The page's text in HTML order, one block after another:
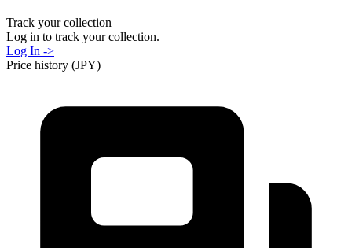
Track your collection
Log in to track your collection.
Log In ->
Price history (JPY)